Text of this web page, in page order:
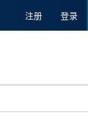
注册 登录